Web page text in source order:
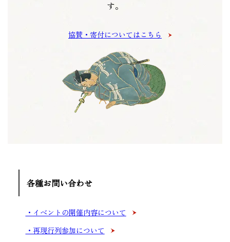
す。
協賛・寄付についてはこちら
各種お問い合わせ
イベントの開催内容について
再現行列参加について